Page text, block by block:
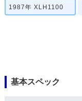
1987年 XLH1100
基本スペック